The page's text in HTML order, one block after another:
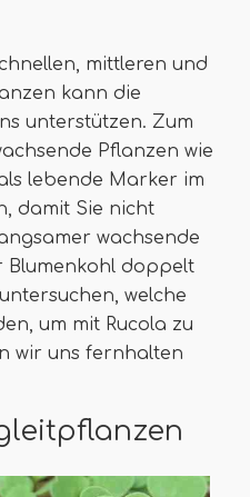
mittleren und
kann die
unterstützen. Zum
Pflanzen wie
lebende Marker im
damit Sie nicht
wachsende
Blumenkohl doppelt
welche
um mit Rucola zu
wir uns fernhalten